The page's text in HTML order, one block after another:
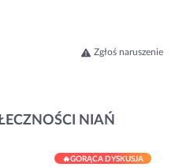
Zgłoś naruszenie
NIAŃ
🔥GORĄCA DYSKUSJA